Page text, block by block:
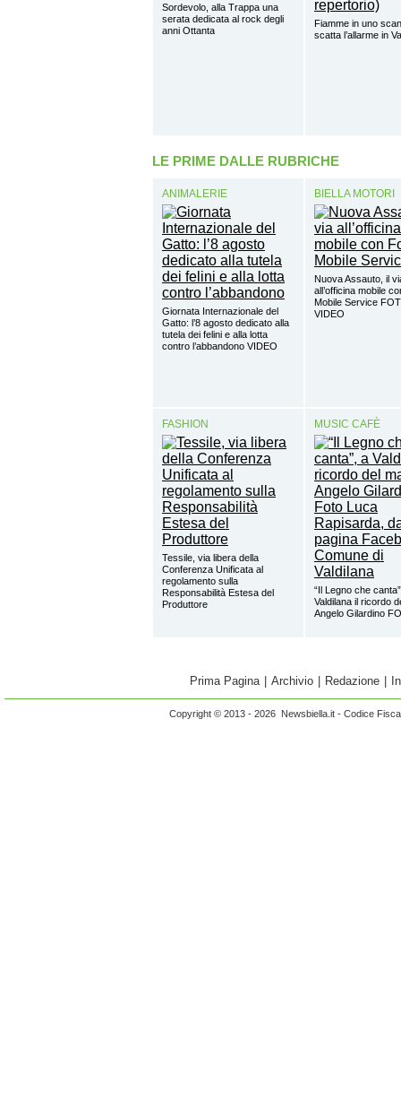
Sordevolo, alla Trappa una
serata dedicata al rock degli
anni Ottanta
Fiamme in uno
scatta l’allarme in
LE PRIME DALLE RUBRICHE
ANIMALERIE
Giornata Internazionale del
Gatto: l’8 agosto dedicato alla
tutela dei felini e alla lotta
contro l’abbandono VIDEO
BIELLA MOTORI
Nuova Assauto, il
all’officina mobile
Mobile Service
VIDEO
FASHION
Tessile, via libera della
Conferenza Unificata al
regolamento sulla
Responsabilità Estesa del
Produttore
MUSIC CAFÈ
“Il Legno che
Valdilana il ricordo
Angelo Gilardino
Prima Pagina Archivio Redazione
Copyright © 2013 - 2026 Newsbiella.it - Codice